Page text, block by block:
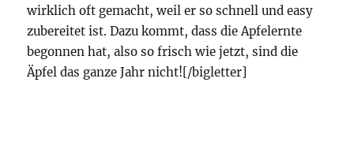
wirklich oft gemacht, weil er so schnell und easy
zubereitet ist. Dazu kommt, dass die Apfelernte
begonnen hat, also so frisch wie jetzt, sind die
Äpfel das ganze Jahr nicht![/bigletter]